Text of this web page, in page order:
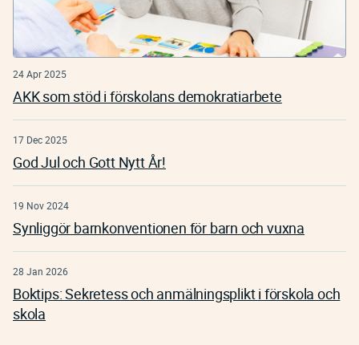
24 Apr 2025
AKK som stöd i förskolans demokratiarbete
17 Dec 2025
God Jul och Gott Nytt År!
19 Nov 2024
Synliggör barnkonventionen för barn och vuxna
28 Jan 2026
Boktips: Sekretess och anmälningsplikt i förskola och
skola